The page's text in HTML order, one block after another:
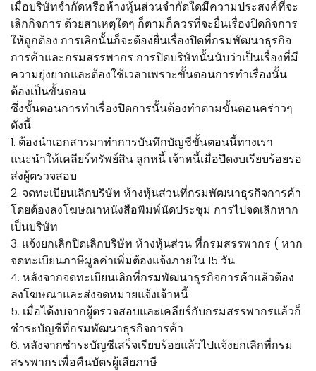
เมื่อบริษัทจำกัดหรือห้างหุ้นส่วนจำกัดใดมีความประสงค์ที่จะ
เลิกกิจการ ด้วยสาเหตุใดๆ ก็ตามก็ควรที่จะยื่นเรื่องปิดกิจการ
ให้ถูกต้อง การเลิกนั้นก็จะต้องยื่นเรื่องปิดที่กรมพัฒนาธุรกิจ
การค้าและกรมสรรพากร การปิดบริษัทนั้นนับว่าเป็นเรื่องที่มี
ความยุ่งยากและต้องใช้เวลาเพราะขั้นตอนการทำเรื่องนั้น
ต้องเป็นขั้นตอน
ซึ่งขั้นตอนการทำเรื่องปิดการนั้นต้องทำตามขั้นตอนคร่าวๆ
ดังนี้
1. ต้องนำเอกสารมาทำการบันทึกบัญชีขั้นตอนนี้ทางเรา
แนะนำให้เคลียร์ทรัพย์สิน ลูกหนี้ เจ้าหนี้เมื่อปิดงบเรียบร้อยรอ
ส่งผู้ตรวจสอบ
2. จดทะเบียนเลิกบริษัท ห้างหุ้นส่วนที่กรมพัฒนาธุรกิจการค้า
โดยต้องลงโฆษณาหนังสือพิมพ์นัดประชุม การไปจดเลิกหาก
เป็นบริษัท
3. แจ้งยกเลิกปิดเลิกบริษัท ห้างหุ้นส่วน ที่กรมสรรพากร ( หาก
จดทะเบียนภาษีมูลค่าเพิ่มต้องแจ้งภายใน 15 วัน
4. หลังจากจดทะเบียนเลิกที่กรมพัฒนาธุรกิจการค้าแล้วต้อง
ลงโฆษณาและส่งจดหมายแจ้งเจ้าหนี้
5. เมื่อได้งบจากผู้ตรวจสอบและเคลียร์กับกรมสรรพากรแล้วก็
ชำระบัญชีที่กรมพัฒนาธุรกิจการค้า
6. หลังจากชำระบัญชีเสร็จเรียบร้อยแล้วไปแจ้งยกเลิกที่กรม
สรรพากรเพื่อคืนบัตรผู้เสียภาษี